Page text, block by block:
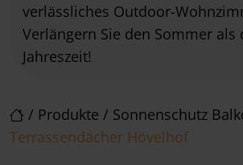
/ Produkte / Sonnenschutz
Terrassendächer Hövelhof
verlässliches Outdoor-
Verlängern Sie den Sommer als
Jahreszeit!